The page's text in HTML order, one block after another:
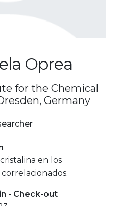
Oprea
for the Chemical
Germany
en los
- Check-out